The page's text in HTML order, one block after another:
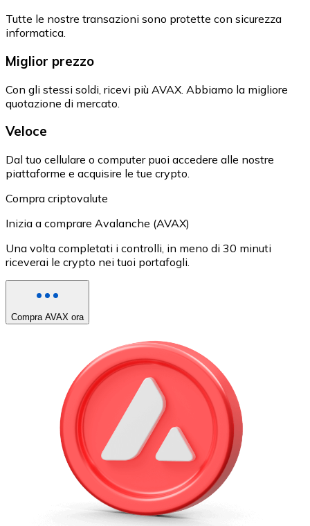
Tutte le nostre transazioni sono protette con sicurezza
informatica.
Miglior prezzo
Con gli stessi soldi, ricevi più AVAX. Abbiamo la migliore
quotazione di mercato.
Veloce
Dal tuo cellulare o computer puoi accedere alle nostre
piattaforme e acquisire le tue crypto.
Compra criptovalute
Inizia a comprare Avalanche (AVAX)
Una volta completati i controlli, in meno di 30 minuti
riceverai le crypto nei tuoi portafogli.
Compra AVAX ora